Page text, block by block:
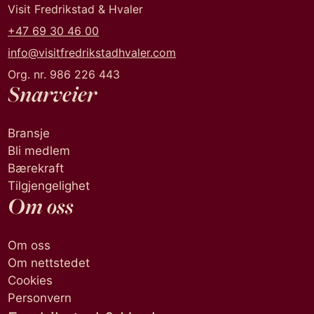
Visit Fredrikstad & Hvaler
+47 69 30 46 00
info@visitfredrikstadhvaler.com
Org. nr. 986 226 443
Snarveier
Bransje
Bli medlem
Bærekraft
Tilgjengelighet
Om oss
Om oss
Om nettstedet
Cookies
Personvern